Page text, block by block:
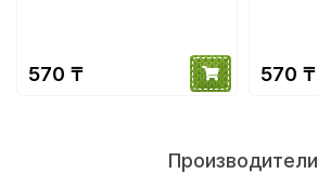
570 ₸ 570 ₸
Производители